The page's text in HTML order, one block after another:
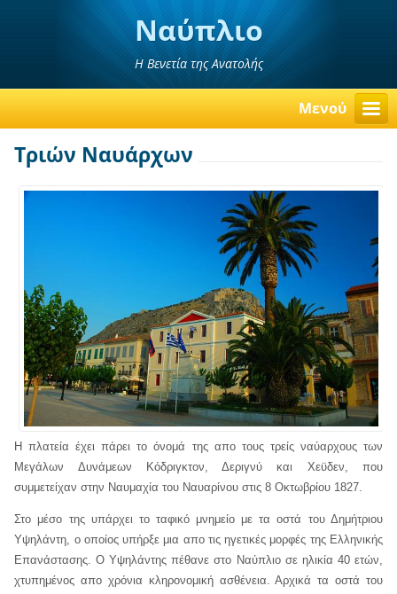
Ναύπλιο
Η Βενετία της Ανατολής
Μενού
Τριών Ναυάρχων
Η πλατεία έχει πάρει το όνομά της απο τους τρείς ναύαρχους των
Μεγάλων Δυνάμεων Κόδριγκτον, Δεριγνύ και Χεϋδεν, που
συμμετείχαν στην Ναυμαχία του Ναυαρίνου στις 8 Οκτωβρίου 1827.
Στο μέσο της υπάρχει το ταφικό μνημείο με τα οστά του Δημήτριου
Υψηλάντη, ο οποίος υπήρξε μια απο τις ηγετικές μορφές της Ελληνικής
Επανάστασης. Ο Υψηλάντης πέθανε στο Ναύπλιο σε ηλικία 40 ετών,
χτυπημένος απο χρόνια κληρονομική ασθένεια. Αρχικά τα οστά του